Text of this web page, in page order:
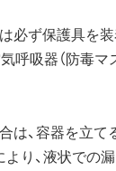
必ず保護具を
呼吸器（防毒マ
は、容器を立て
り、液状での